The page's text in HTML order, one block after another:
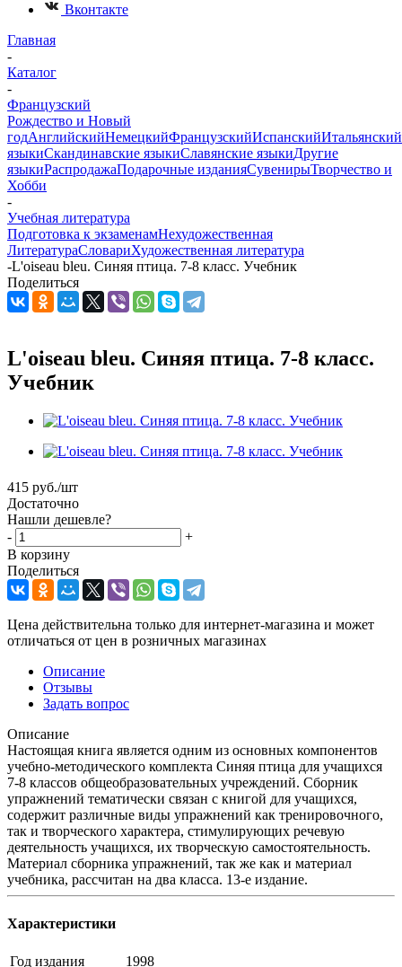
Вконтакте
Главная
-
Каталог
-
Французский
Рождество и Новый
годАнглийскийНемецкийФранцузскийИспанскийИтальянский
языкиСкандинавские языкиСлавянские языкиДругие
языкиРаспродажаПодарочные изданияСувенирыТворчество и
Хобби
-
Учебная литература
Подготовка к экзаменамНехудожественная
ЛитератураСловариХудожественная литература
-L'oiseau bleu. Синяя птица. 7-8 класс. Учебник
Поделиться
L'oiseau bleu. Синяя птица. 7-8 класс.
Учебник
415 руб./шт
Достаточно
Нашли дешевле?
-
+
В корзину
Поделиться
Цена действительна только для интернет-магазина и может
отличаться от цен в розничных магазинах
Описание
Отзывы
Задать вопрос
Описание
Настоящая книга является одним из основных компонентов
учебно-методического комплекта Синяя птица для учащихся
7-8 классов общеобразовательных учреждений. Сборник
упражнений тематически связан с книгой для учащихся,
содержит различные виды упражнений как тренировочного,
так и творческого характера, стимулирующих речевую
деятельность учащихся, их творческую самостоятельность.
Материал сборника упражнений, так же как и материал
учебника, рассчитан на два класса. 13-е издание.
Характеристики
Год издания 1998